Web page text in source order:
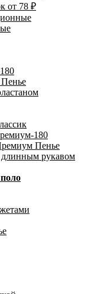
от 78 ₽
180
Пенье
длинным рукавом